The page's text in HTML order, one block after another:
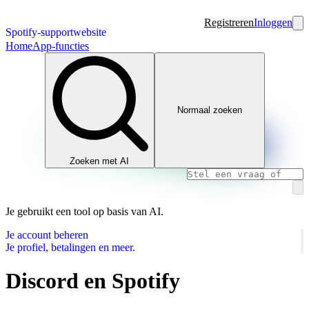
Spotify-supportwebsite
RegistrerenInloggen
HomeApp-functies
Zoeken met AI
Normaal zoeken
Je gebruikt een tool op basis van AI.
Je account beheren
Je profiel, betalingen en meer.
Discord en Spotify